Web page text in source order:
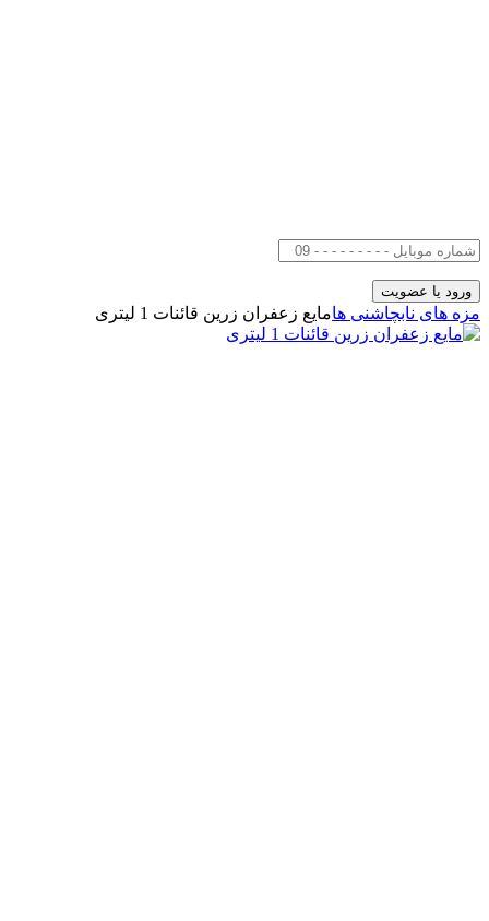
مزه های نابچاشنی هامایع زعفران زرین قائنات 1 لیتری